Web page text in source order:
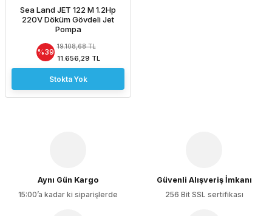
Sea Land JET 122 M 1.2Hp
220V Döküm Gövdeli Jet
Pompa
%39
19.108,68 TL
11.656,29 TL
Stokta Yok
Aynı Gün Kargo
15:00’a kadar ki siparişlerde
Güvenli Alışveriş İmkanı
256 Bit SSL sertifikası